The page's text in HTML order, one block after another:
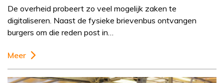
De overheid probeert zo veel mogelijk zaken te
digitaliseren. Naast de fysieke brievenbus ontvangen
burgers om die reden post in…
Meer